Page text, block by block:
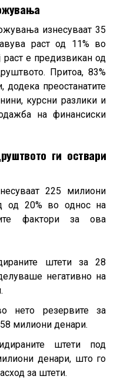
изнесуваат 35
раст од 11% во
раст е предизвикан од
Притоа, 83%
преостанатите
курсни разлики и
на финансиски
ги оствари
225 милиони
од 20% во однос на
фактори за ова
штети за 28
негативно на
нето резервите за
милиони денари.
штети под
денари, што го
за штети.